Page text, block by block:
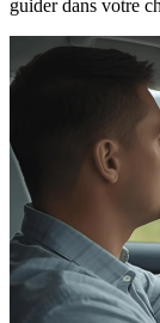
guider dans votre